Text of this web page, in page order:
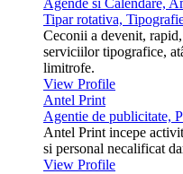
Agende si Calendare,
Tipar rotativa,
Ceconii a devenit,
serviciilor tipografice,
limitrofe.
View Profile
Antel Print
Agentie de publicitate,
Antel Print incepe
si personal necalificat
View Profile